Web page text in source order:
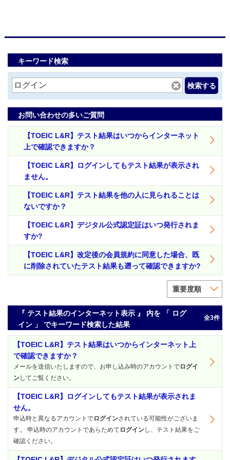
キーワード検索
検索する
お問い合わせの多いご質問
【TOEIC L&R】テスト結果はいつからインターネット
上で確認できますか？
【TOEIC L&R】ログインしてもテスト結果が表示され
ません。
【TOEIC L&R】テスト結果を他の人に見られることは
ないですか？
【TOEIC L&R】デジタル公式認定証はいつ発行されま
すか?
【TOEIC L&R】改定後の会員規約に同意した場合、既
に削除されていたテスト結果も遡って確認できますか?
重要度順
『 テスト結果のインターネット表示 』 内を 「 ログ
イン 」 でキーワード検索した結果
全3件
【TOEIC L&R】テスト結果はいつからインターネット上
で確認できますか？
メールを送信いたしますので、お申し込み時のアカウントでログイ
ンしてご覧ください。
【TOEIC L&R】ログインしてもテスト結果が表示されま
せん。
申込時と異なるアカウントでログインされている可能性がございま
す。 申込時のアカウントであらためて ログインし、テスト結果をご
確認ください。